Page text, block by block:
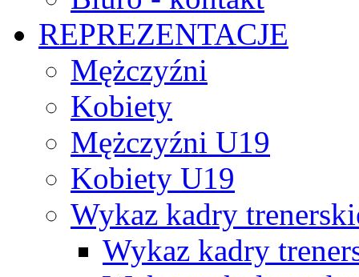
REPREZENTACJE
Mężczyźni
Kobiety
Mężczyźni U19
Kobiety U19
Wykaz kadry
Wykaz kadry